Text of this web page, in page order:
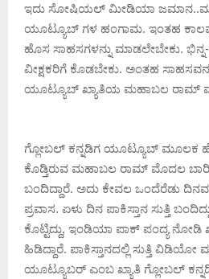
ಇದು ಸೋಷಿಯಲ್ ಮೀಡಿಯಾ
ಯೂಟ್ಯೂಬ್ ಗಳ ಹಂಗಾಮ. ಇಂತಹ
ಹೊಸ ಸಾಹಸಗಳನ್ನು ಮಾಡಲೇಬೇಕು. ಭಿನ್ನ-
ವೀಕ್ಷಕರಿಗೆ ಕೊಡಬೇಕು. ಅಂತಹ
ಯೂಟ್ಯೂಬ್ ಖ್ಯಾತಿಯ ಮಹಾಬಲ ರಾಮ್
ಗ್ಲೋಬಲ್ ಕನ್ನಡಿಗ ಯೂಟ್ಯೂಬ್ ಮೂಲಕ
ಕೊಡ್ತಿರುವ ಮಹಾಬಲ ರಾಮ್ ಮೊದಲ ಬಾರಿಗೆ
ಬಂದಿದ್ದಾರೆ. ಅದು ಕೇವಲ ಒಂದೆರೆಡು
ಪ್ರವಾಸ. ಏಳು ದಿನ ಪಾಕಿಸ್ತಾನ ಸುತ್ತಿ
ಕೊಟ್ಟಿದ್ದು, ಇಂಡಿಯಾ ಪಾಕ್ ಪಂದ್ಯ ನೋಡಿ
ಹಿಡಿದ್ದಾರೆ. ಪಾಕಿಸ್ತಾನದಲ್ಲಿ ಸುತ್ತಿ
ಯೂಟ್ಯೂಬರ್ ಎಂಬ ಖ್ಯಾತಿ ಗ್ಲೋಬಲ್